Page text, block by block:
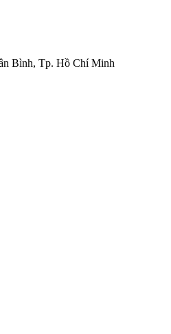
Bình, Tp. Hồ Chí Minh